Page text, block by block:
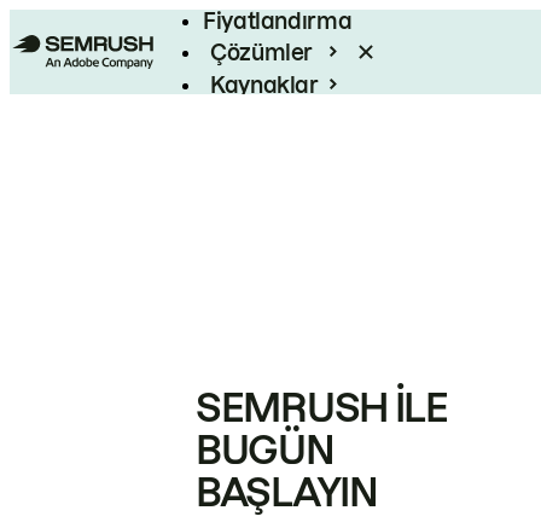
Fiyatlandırma
Çözümler
Kaynaklar
SEMRUSH ILE
BUGÜN
BAŞLAYIN